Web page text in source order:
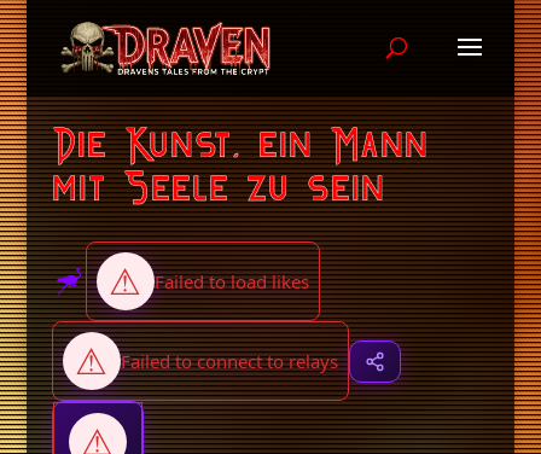
Die Kunst, ein Mann
mit Seele zu sein